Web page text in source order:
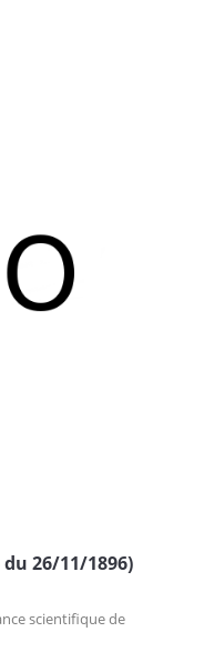
26/11/1896)
scientifique de